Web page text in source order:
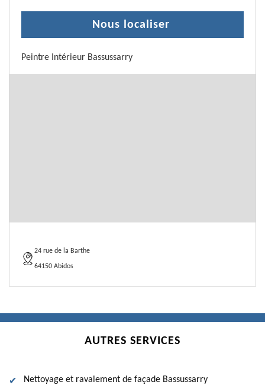
Nous localiser
Peintre Intérieur Bassussarry
24 rue de la Barthe
64150 Abidos
AUTRES SERVICES
Nettoyage et ravalement de façade Bassussarry